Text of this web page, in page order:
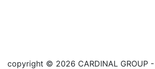
copyright © 2026 CARDINAL GROUP